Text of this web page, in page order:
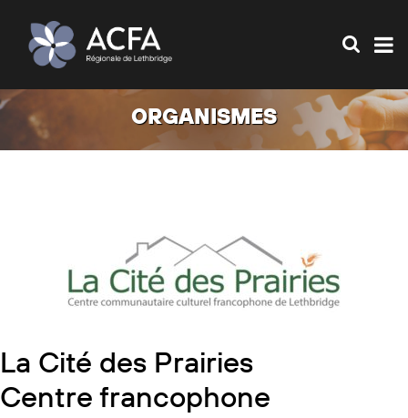
ORGANISMES
La Cité des Prairies
Centre francophone